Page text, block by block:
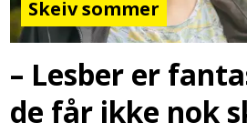
Skeiv sommer
– Lesber er
de får ikke nok